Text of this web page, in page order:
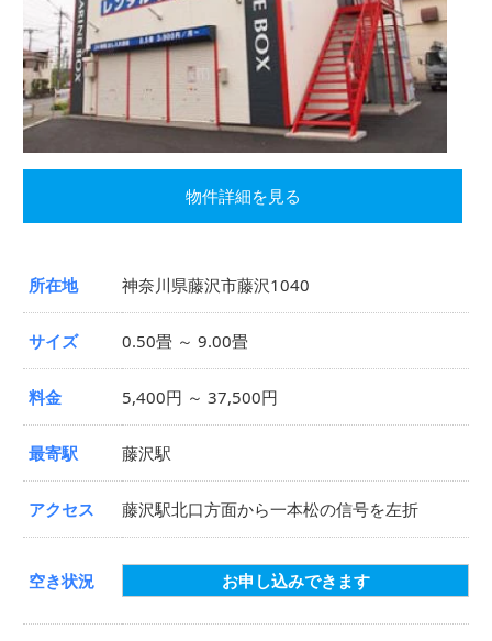
物件詳細を見る
所在地 神奈川県藤沢市藤沢1040
サイズ 0.50畳 ～ 9.00畳
料金 5,400円 ～ 37,500円
最寄駅 藤沢駅
アクセス 藤沢駅北口方面から一本松の信号を左折
空き状況 お申し込みできます